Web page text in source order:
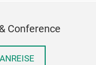
Conference